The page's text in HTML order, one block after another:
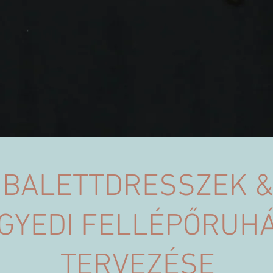
BALETTDRESSZEK &